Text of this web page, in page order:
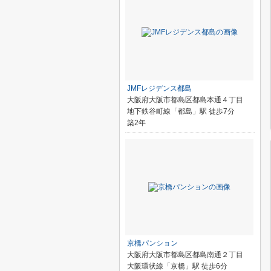
JMFレジデンス都島
大阪府大阪市都島区都島本通４丁目
地下鉄谷町線「都島」駅 徒歩7分
築2年
京橋パンション
大阪府大阪市都島区都島南通２丁目
大阪環状線「京橋」駅 徒歩6分